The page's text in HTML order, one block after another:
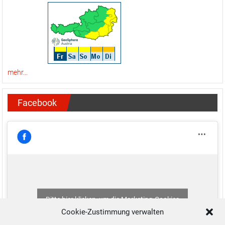
Cookie-Zustimmung verwalten
mehr...
Facebook
Bitte hier klicken, um die Marketing-Cookies
zu akzeptieren und diesen Inhalt zu aktivieren